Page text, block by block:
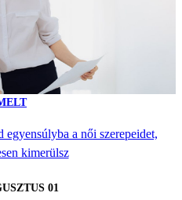
a női szerepeidet,
kimerülsz
01